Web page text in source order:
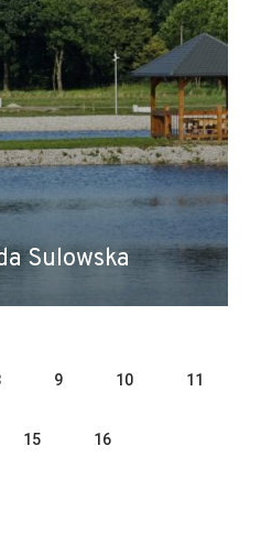
Sulowska
9 10 11
15 16